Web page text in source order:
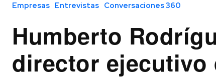
Empresas Entrevistas Conversaciones 360
Humberto
director ejecutivo